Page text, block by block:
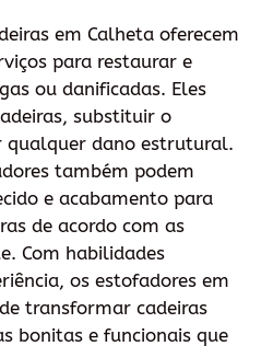
em Calheta oferecem
para restaurar e
ou danificadas. Eles
substituir o
qualquer dano estrutural.
também podem
e acabamento para
de acordo com as
Com habilidades
os estofadores em
transformar cadeiras
bonitas e funcionais que